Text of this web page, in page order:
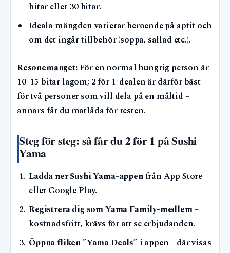
bitar eller 30 bitar.
Ideala mängden varierar beroende på aptit och
om det ingår tillbehör (soppa, sallad etc.).
Resonemanget:För en normal hungrig person är
10–15 bitar lagom; 2 för 1-dealen är därför bäst
för två personer som vill dela på en måltid –
annars får du matlåda för resten.
Steg för steg: så får du 2 för 1 på Sushi
Yama
Ladda ner Sushi Yama-appenfrån App Store
eller Google Play.
Registrera dig som Yama Family-medlem–
kostnadsfritt, krävs för att se erbjudanden.
Öppna fliken ”Yama Deals” i appen – där visas